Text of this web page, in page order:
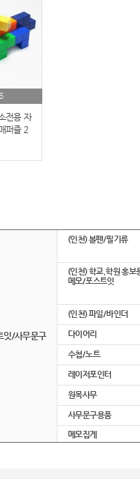
전용 자
퍼즐 2
잇/사무문구
(인천) 볼펜/필기류
(인천) 학교.학원 홍보
메모/포스트잇
(인천) 파일/바인더
다이어리
수첩/노트
레이저포인터
원목사무
사무문구용품
메모집게